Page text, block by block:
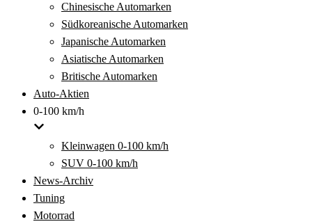
Chinesische Automarken
Südkoreanische Automarken
Japanische Automarken
Asiatische Automarken
Britische Automarken
Auto-Aktien
0-100 km/h
Kleinwagen 0-100 km/h
SUV 0-100 km/h
News-Archiv
Tuning
Motorrad